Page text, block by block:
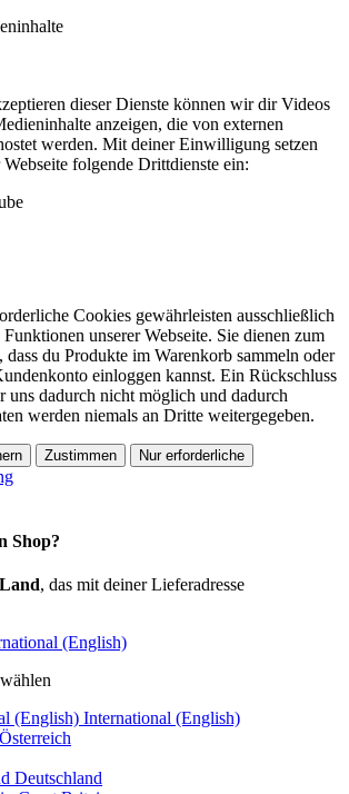
dieser Dienste können wir dir Videos
anzeigen, die von externen
werden. Mit deiner Einwilligung setzen
folgende Drittdienste ein:
Cookies gewährleisten ausschließlich
unserer Webseite. Sie dienen zum
dass du Produkte im Warenkorb sammeln oder
einloggen kannst. Ein Rückschluss
uns dadurch nicht möglich und dadurch
werden niemals an Dritte weitergegeben.
Zustimmen Nur erforderliche
Shop?
, das mit deiner Lieferadresse
(English)
International (English)
Österreich
Deutschland